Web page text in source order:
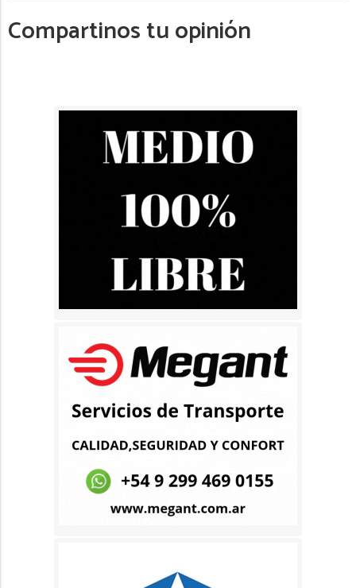
Compartinos tu opinión